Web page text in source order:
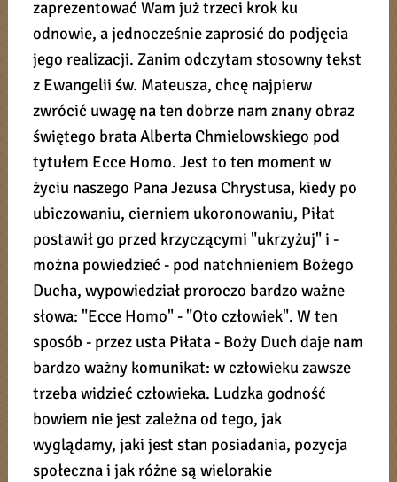
zaprezentować Wam już trzeci krok ku
odnowie, a jednocześnie zaprosić do podjęcia
jego realizacji. Zanim odczytam stosowny tekst
z Ewangelii św. Mateusza, chcę najpierw
zwrócić uwagę na ten dobrze nam znany obraz
świętego brata Alberta Chmielowskiego pod
tytułem Ecce Homo. Jest to ten moment w
życiu naszego Pana Jezusa Chrystusa, kiedy po
ubiczowaniu, cierniem ukoronowaniu, Piłat
postawił go przed krzyczącymi "ukrzyżuj" i -
można powiedzieć - pod natchnieniem Bożego
Ducha, wypowiedział proroczo bardzo ważne
słowa: "Ecce Homo" - "Oto człowiek". W ten
sposób - przez usta Piłata - Boży Duch daje nam
bardzo ważny komunikat: w człowieku zawsze
trzeba widzieć człowieka. Ludzka godność
bowiem nie jest zależna od tego, jak
wyglądamy, jaki jest stan posiadania, pozycja
społeczna i jak różne są wielorakie